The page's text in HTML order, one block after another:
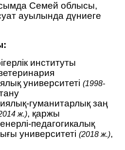
Семей облысы,
ауылында дүниеге
институты
университеті (1998-
гуманитарлық заң
ж.), қаржы
педагогикалық
университеті (2018 ж.),